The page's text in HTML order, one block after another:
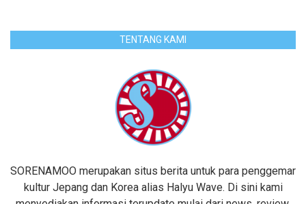
TENTANG KAMI
SORENAMOO merupakan situs berita untuk para penggemar
kultur Jepang dan Korea alias Halyu Wave. Di sini kami